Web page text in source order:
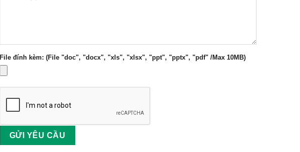
File đính kèm: (File "doc", "docx", "xls", "xlsx", "ppt", "pptx", "pdf" /Max 10MB)